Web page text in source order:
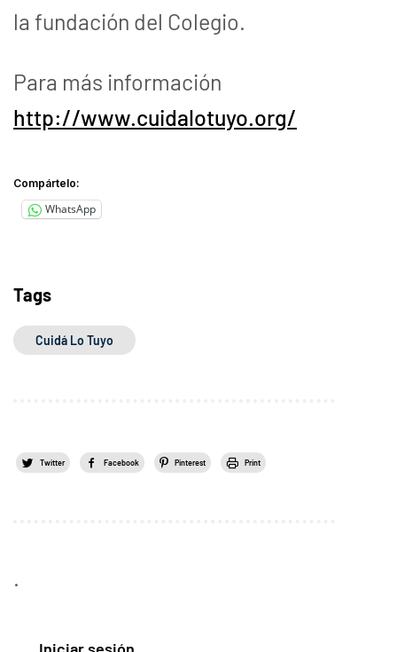
la fundación del Colegio.
Para más información
http://www.cuidalotuyo.org/
Compártelo:
WhatsApp
Tags
Cuidá Lo Tuyo
Twitter Facebook Pinterest Print
.
Iniciar sesión